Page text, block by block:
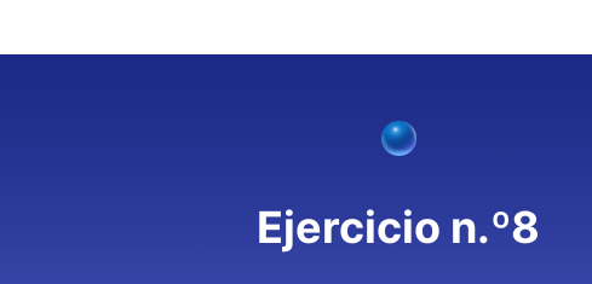
Ejercicio n.º8